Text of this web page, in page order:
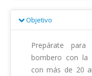
Objetivo
Prepárate
bombero con la
con más de 20